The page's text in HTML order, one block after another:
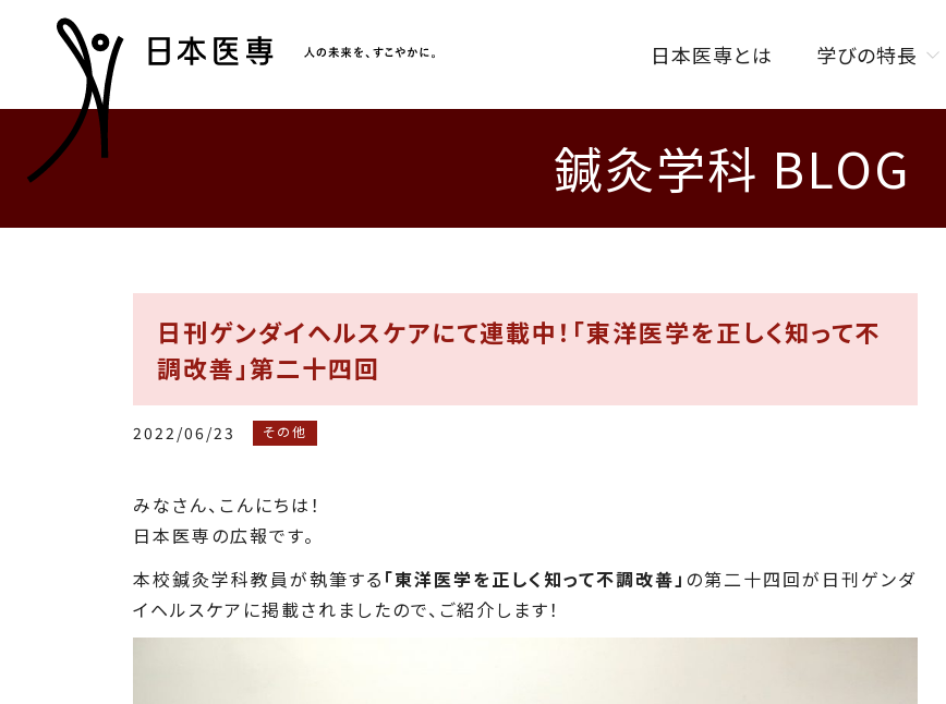
日本医専とは 学びの特長
学びの特長トップ
オンラインを活用した
海外研修制度
W資格取得制度
鍼灸学科 BLOG
日刊ゲンダイヘルスケアにて連載中！「東洋医学を正しく知って不
調改善」第二十四回
2022/06/23 その他
みなさん、こんにちは！
日本医専の広報です。
本校鍼灸学科教員が執筆する 「東洋医学を正しく知って不調改善」 の第二十四回が日刊ゲンダ
イヘルスケアに掲載されましたので、ご紹介します！